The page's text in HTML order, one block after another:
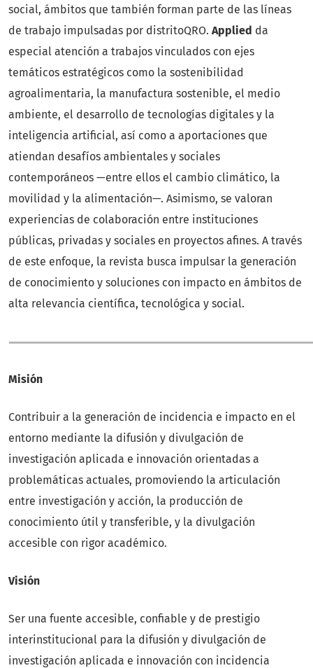
social, ámbitos que también forman parte de las líneas
de trabajo impulsadas por distritoQRO. Applied da
especial atención a trabajos vinculados con ejes
temáticos estratégicos como la sostenibilidad
agroalimentaria, la manufactura sostenible, el medio
ambiente, el desarrollo de tecnologías digitales y la
inteligencia artificial, así como a aportaciones que
atiendan desafíos ambientales y sociales
contemporáneos —entre ellos el cambio climático, la
movilidad y la alimentación—. Asimismo, se valoran
experiencias de colaboración entre instituciones
públicas, privadas y sociales en proyectos afines. A través
de este enfoque, la revista busca impulsar la generación
de conocimiento y soluciones con impacto en ámbitos de
alta relevancia científica, tecnológica y social.
Misión
Contribuir a la generación de incidencia e impacto en el
entorno mediante la difusión y divulgación de
investigación aplicada e innovación orientadas a
problemáticas actuales, promoviendo la articulación
entre investigación y acción, la producción de
conocimiento útil y transferible, y la divulgación
accesible con rigor académico.
Visión
Ser una fuente accesible, confiable y de prestigio
interinstitucional para la difusión y divulgación de
investigación aplicada e innovación con incidencia